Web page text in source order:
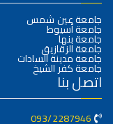
جامعة عين شمس
جامعة أسيوط
جامعة بنها
جامعة الزقازيق
جامعة مدينة السادات
جامعة كفر الشيخ
اتصل بنا
093/2287946